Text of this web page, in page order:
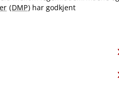
(DMP) har godkjent